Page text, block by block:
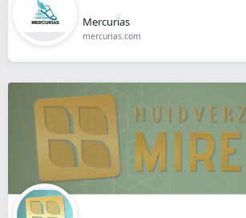
Mercurias
mercurias.com